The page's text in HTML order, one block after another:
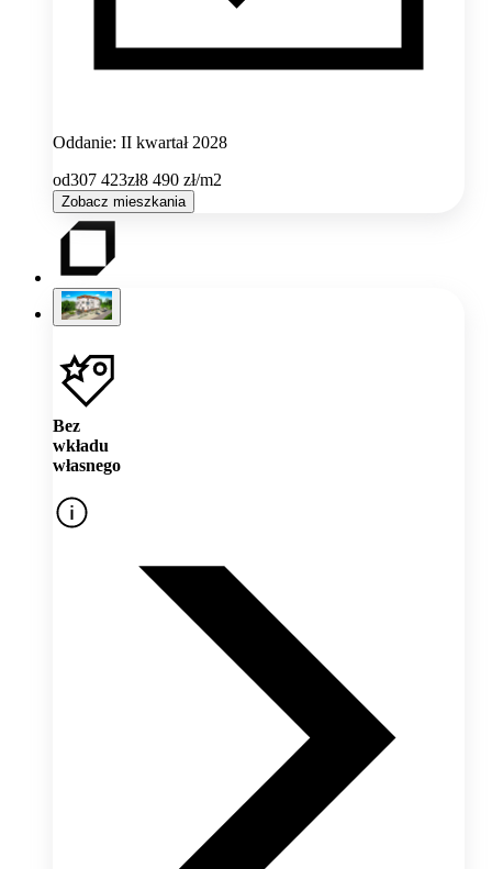
Oddanie: II kwartał 2028
od307 423zł8 490 zł/m2
Zobacz mieszkania
Bez
wkładu
własnego